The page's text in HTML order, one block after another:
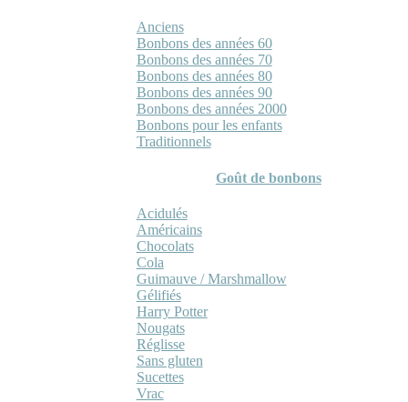
Anciens
Bonbons des années 60
Bonbons des années 70
Bonbons des années 80
Bonbons des années 90
Bonbons des années 2000
Bonbons pour les enfants
Traditionnels
Goût de bonbons
Acidulés
Américains
Chocolats
Cola
Guimauve / Marshmallow
Gélifiés
Harry Potter
Nougats
Réglisse
Sans gluten
Sucettes
Vrac